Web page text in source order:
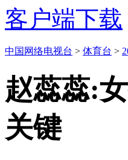
客户端下载
中国网络电视台 > 体育台 >
赵蕊蕊:
关键